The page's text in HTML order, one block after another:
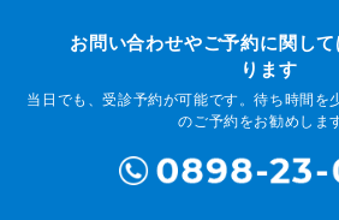
お問い合わせやご予約に関し
ります
当日でも、受診予約が可能です。待ち時間を
のご予約をお勧めしま